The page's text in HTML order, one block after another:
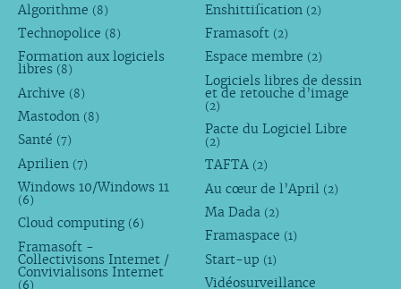
Algorithme (8)
Technopolice (8)
Formation aux logiciels
libres (8)
Archive (8)
Mastodon (8)
Santé (7)
Aprilien (7)
Windows 10/Windows 11
(6)
Cloud computing (6)
Framasoft -
Collectivisons Internet /
Convivialisons Internet
(6)
Enshittification (2)
Framasoft (2)
Espace membre (2)
Logiciels libres de dessin
et de retouche d’image
(2)
Pacte du Logiciel Libre
(2)
TAFTA (2)
Au cœur de l’April (2)
Ma Dada (2)
Framaspace (1)
Start-up (1)
Vidéosurveillance